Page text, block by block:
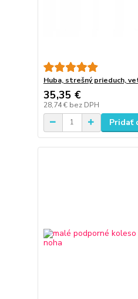
Huba, strešný prieduch,
35,35 €
28,74 € bez DPH
Pridať